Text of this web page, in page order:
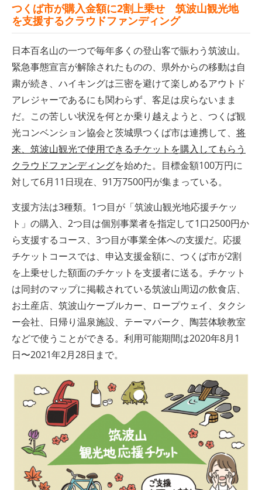
つくば市が購入金額に2割上乗せ 筑波山観光地
を支援するクラウドファンディング
日本百名山の一つで毎年多くの登山客で賑わう筑波山。
緊急事態宣言が解除されたものの、県外からの移動は自
粛が続き、ハイキングは三密を避けて楽しめるアウトド
アレジャーであるにも関わらず、客足は戻らないまま
だ。この苦しい状況を何とか乗り越えようと、つくば観
光コンベンション協会と茨城県つくば市は連携して、 将
来、筑波山観光で使用できるチケットを購入してもらう
クラウドファンディングを始めた。目標金額100万円に
対して6月11日現在、91万7500円が集まっている。
支援方法は3種類。1つ目が「筑波山観光地応援チケッ
ト」の購入、2つ目は個別事業者を指定して1口2500円か
ら支援するコース、3つ目が事業全体への支援だ。応援
チケットコースでは、申込支援金額に、つくば市が2割
を上乗せした額面のチケットを支援者に送る。チケット
は同封のマップに掲載されている筑波山周辺の飲食店、
お土産店、筑波山ケーブルカー、ロープウェイ、タクシ
ー会社、日帰り温泉施設、テーマパーク、陶芸体験教室
などで使うことができる。利用可能期間は2020年8月1
日〜2021年2月28日まで。